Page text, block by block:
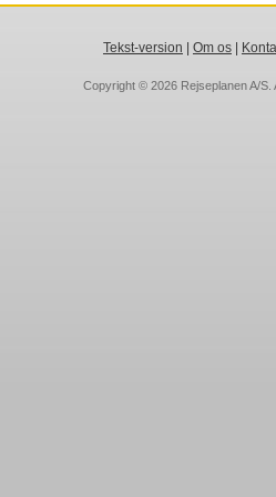
Tekst-version Om os|
Copyright © 2026 Rejseplanen A/S